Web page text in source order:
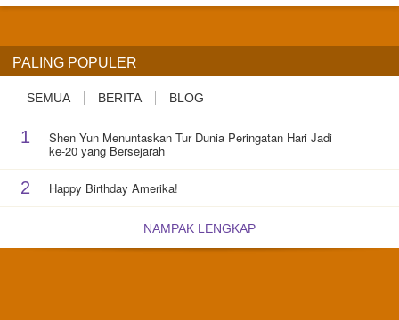
PALING POPULER
SEMUA BERITA BLOG
1 Shen Yun Menuntaskan Tur Dunia Peringatan Hari Jadi
ke-20 yang Bersejarah
2 Happy Birthday Amerika!
NAMPAK LENGKAP